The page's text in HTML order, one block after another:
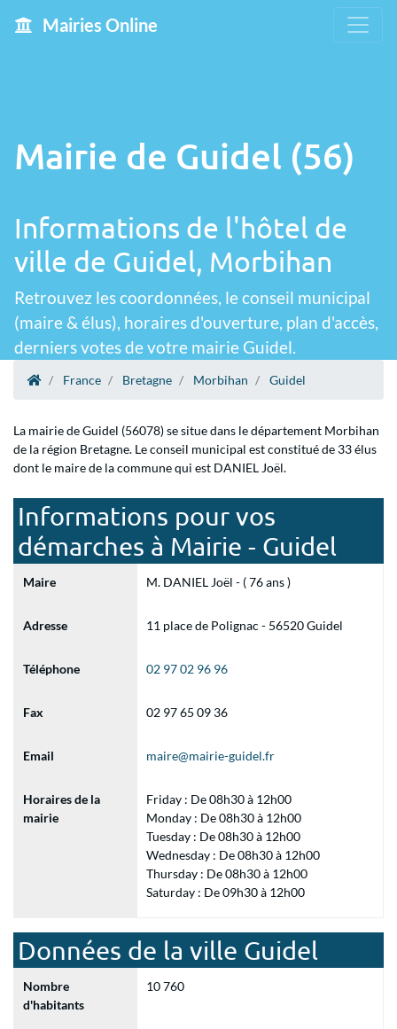
Mairies Online
Mairie de Guidel (56)
Informations de l'hôtel de
ville de Guidel, Morbihan
Retrouvez les coordonnées, le conseil municipal
(maire & élus), horaires d'ouverture, plan d'accès,
derniers votes de votre mairie Guidel.
France Bretagne Morbihan Guidel
La mairie de Guidel (56078) se situe dans le département Morbihan
de la région Bretagne. Le conseil municipal est constitué de 33 élus
dont le maire de la commune qui est DANIEL Joël.
Informations pour vos
démarches à Mairie - Guidel
Maire M. DANIEL Joël - ( 76 ans )
Adresse 11 place de Polignac - 56520 Guidel
Téléphone 02 97 02 96 96
Fax 02 97 65 09 36
Email maire@mairie-guidel.fr
Horaires de la
mairie
Friday : De 08h30 à 12h00
Monday : De 08h30 à 12h00
Tuesday : De 08h30 à 12h00
Wednesday : De 08h30 à 12h00
Thursday : De 08h30 à 12h00
Saturday : De 09h30 à 12h00
Données de la ville Guidel
Nombre
d'habitants
10 760